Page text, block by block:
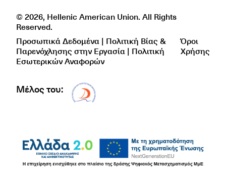
© 2026, Hellenic American Union. All Rights
Reserved.
Προσωπικά Δεδομένα | Πολιτική Βίας &
Παρενόχλησης στην Εργασία | Πολιτική
Εσωτερικών Αναφορών
Όροι
Χρήσης
Μέλος του: